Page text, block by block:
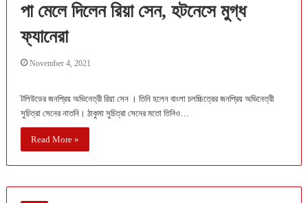
পা মেলে দিলেন রিয়া সেন, হটনেসে মুগ্ধ
ফ্যানেরা
November 4, 2021
টলিউডের জনপ্রিয় অভিনেত্রী রিয়া সেন । তিনি হলেন বাংলা চলচ্চিত্রের জনপ্রিয় অভিনেত্রী
সুচিত্রা সেনের নাতনি। ঠাকুমা সুচিত্রা সেনের মতো তিনিও…
Read More »